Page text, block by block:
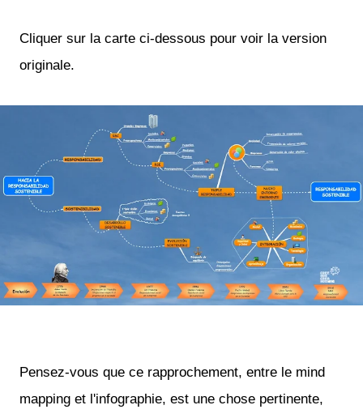
Cliquer sur la carte ci-dessous pour voir la version
originale.
Pensez-vous que ce rapprochement, entre le mind
mapping et l'infographie, est une chose pertinente,